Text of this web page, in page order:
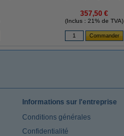
357,50 €
(Inclus : 21% de TVA)
Informations sur l'entreprise
Conditions générales
Confidentialité